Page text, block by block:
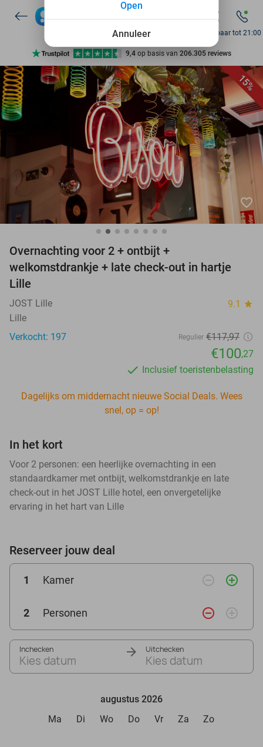
9,4 op basis van206.305 reviews
Ontdek 15.000+ deals
7 dagen per week beschikbaar
10+ miljoen leden
Bereikbaar tot 21:00
15%
favorite_border
Overnachting voor 2 + ontbijt +
welkomstdrankje + late check-out in hartje
Lille
JOST Lille 9.1 star
Lille
Verkocht: 197
Regulier €117,97
€100,27
Inclusief toeristenbelasting
Dagelijks om middernacht nieuwe Social Deals. Wees
snel, op = op!
In het kort
Voor 2 personen: een heerlijke overnachting in een
standaardkamer met ontbijt, welkomstdrankje en late
check-out in het JOST Lille hotel, een onvergetelijke
ervaring in het hart van Lille
Reserveer jouw deal
1 Kamer remove_circle_outline add_circle_outline
2 Personen remove_circle_outline add_circle_outline
Inchecken
Kies datum
Uitchecken
Kies datum
augustus 2026
Ma
Di Wo Do Vr Za Zo
Annuleer
Open